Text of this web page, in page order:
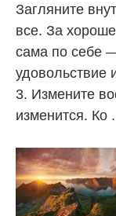
Загляните
все. За
сама по себе
удовольствие
3. Измените
изменится. Ко